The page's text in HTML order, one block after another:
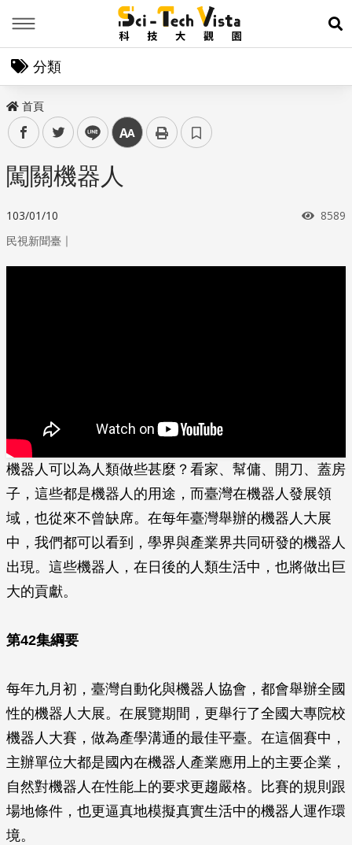
展
分類
首頁
facebooktwitter line 中
闖關機器人
103/01/10 瀏覽
8589
民視新聞臺 ｜
機器人可以為人類做些甚麼？看家、幫傭、開刀、蓋房
子，這些都是機器人的用途，而臺灣在機器人發展領
域，也從來不曾缺席。在每年臺灣舉辦的機器人大展
中，我們都可以看到，學界與產業界共同研發的機器人
出現。這些機器人，在日後的人類生活中，也將做出巨
大的貢獻。
第42集綱要
每年九月初，臺灣自動化與機器人協會，都會舉辦全國
性的機器人大展。在展覽期間，更舉行了全國大專院校
機器人大賽，做為產學溝通的最佳平臺。在這個賽中，
主辦單位大都是國內在機器人產業應用上的主要企業，
自然對機器人在性能上的要求更趨嚴格。比賽的規則跟
場地條件，也更逼真地模擬真實生活中的機器人運作環
境。